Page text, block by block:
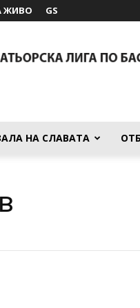
ЖИВО GS
НА СЛАВАТА